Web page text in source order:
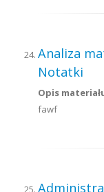
Analiza
Notatki
Opis
fawf